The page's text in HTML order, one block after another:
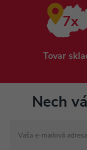
7x
Tovar
Nech